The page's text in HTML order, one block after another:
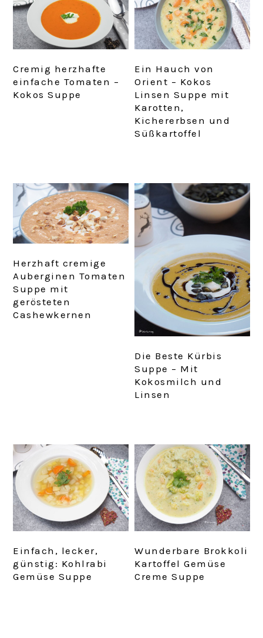
Cremig herzhafte
einfache Tomaten –
Kokos Suppe
Ein Hauch von
Orient – Kokos
Linsen Suppe mit
Karotten,
Kichererbsen und
Süßkartoffel
Herzhaft cremige
Auberginen Tomaten
Suppe mit
gerösteten
Cashewkernen
Die Beste Kürbis
Suppe – Mit
Kokosmilch und
Linsen
Einfach, lecker,
günstig: Kohlrabi
Gemüse Suppe
Wunderbare Brokkoli
Kartoffel Gemüse
Creme Suppe